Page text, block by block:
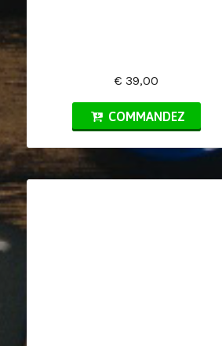
€ 39,00
COMMANDEZ